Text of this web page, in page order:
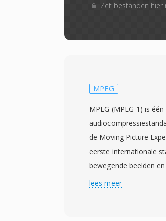
Zet bestanden hier
MPEG
MPEG (MPEG-1) is
de Moving Picture
eerste internationale
bewegende beelden
en technieken die
lees meer